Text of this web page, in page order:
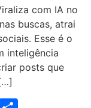
com IA no
buscas, atrai
Esse é o
inteligência
posts que